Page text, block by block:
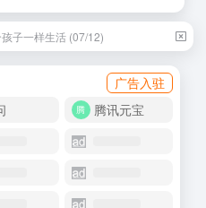
子一样生活 (07/12)
广告入驻
腾讯元宝